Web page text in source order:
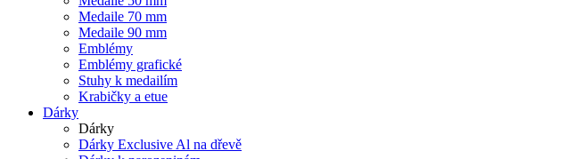
Medaile 70 mm
Medaile 90 mm
Emblémy
Emblémy grafické
Stuhy k medailím
Krabičky a etue
Dárky
Dárky
Dárky Exclusive Al na dřevě